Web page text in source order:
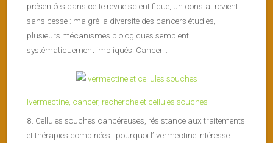
présentées dans cette revue scientifique, un constat revient
sans cesse : malgré la diversité des cancers étudiés,
plusieurs mécanismes biologiques semblent
systématiquement impliqués. Cancer...
Ivermectine, cancer, recherche et cellules souches
8. Cellules souches cancéreuses, résistance aux traitements
et thérapies combinées : pourquoi l’ivermectine intéresse